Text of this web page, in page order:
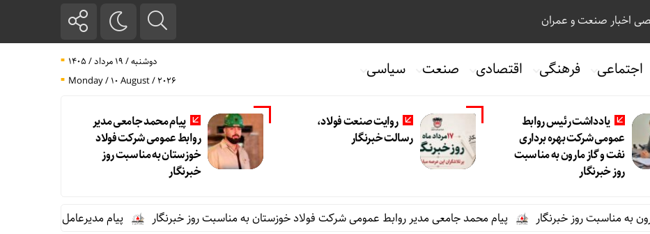
اخبار صنعت و عمران
اجتماعی فرهنگی اقتصادی صنعت سیاسی
دوشنبه / ۱۹ مرداد / ۱۴۰۵
Monday / 10 August / 2026
یادداشت رئیس روابط
عمومی شرکت بهره برداری
نفت و گاز مارون به مناسبت
روز خبرنگار
روایت صنعت فولاد،‌
رسالت خبرنگار
پیام محمد جامعی مدیر
روابط عمومی شرکت فولاد
خوزستان به مناسبت روز
خبرنگار
روز خبرنگار پیام محمد جامعی مدیر روابط عمومی شرکت فولاد خوزستان به مناسبت روز خبرنگار
پیام مدیرعامل شرکت بهره برداری